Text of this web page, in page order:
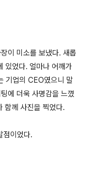
이 미소를 보냈다. 새롭
있었다. 얼마나 어깨가
기업의 CEO였으니 말
에 더욱 사명감을 느꼈
함께 사진을 찍었다.
점이었다.